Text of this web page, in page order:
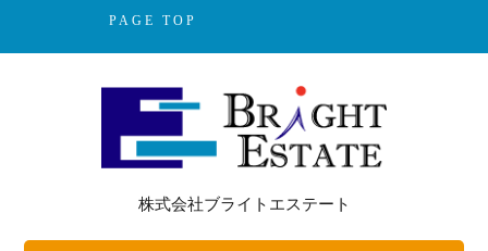
PAGE TOP
株式会社ブライトエステート